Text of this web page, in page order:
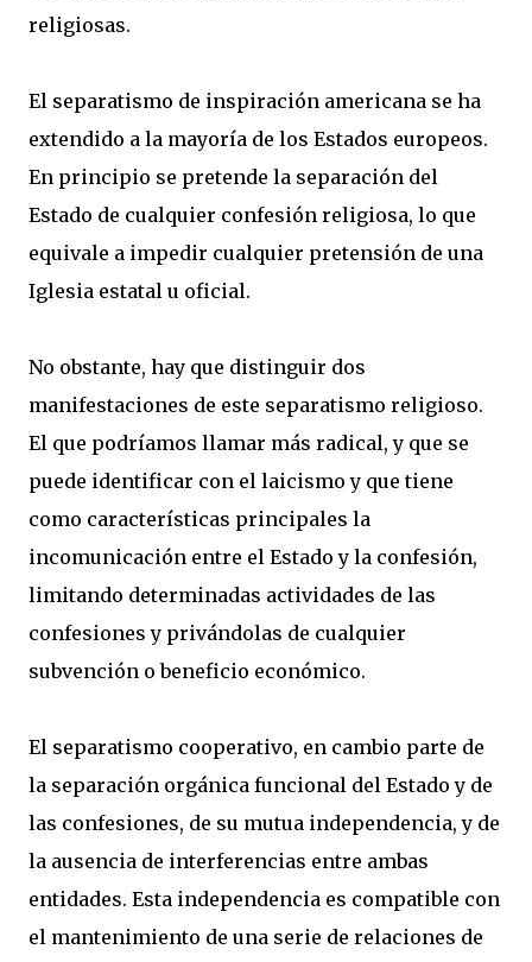
religiosas.
El separatismo de inspiración americana se ha
extendido a la mayoría de los Estados europeos.
En principio se pretende la separación del
Estado de cualquier confesión religiosa, lo que
equivale a impedir cualquier pretensión de una
Iglesia estatal u oficial.
No obstante, hay que distinguir dos
manifestaciones de este separatismo religioso.
El que podríamos llamar más radical, y que se
puede identificar con el laicismo y que tiene
como características principales la
incomunicación entre el Estado y la confesión,
limitando determinadas actividades de las
confesiones y privándolas de cualquier
subvención o beneficio económico.
El separatismo cooperativo, en cambio parte de
la separación orgánica funcional del Estado y de
las confesiones, de su mutua independencia, y de
la ausencia de interferencias entre ambas
entidades. Esta independencia es compatible con
el mantenimiento de una serie de relaciones de